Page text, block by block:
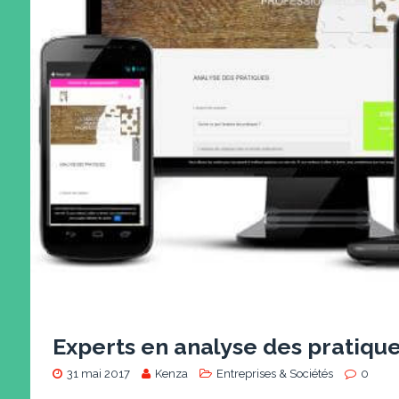
Experts en analyse des
31 mai 2017 Kenza Entreprises & Sociétés 0